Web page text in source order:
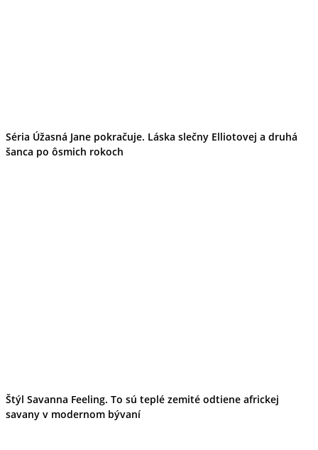
Séria Úžasná Jane pokračuje. Láska slečny Elliotovej a druhá
šanca po ôsmich rokoch
Štýl Savanna Feeling. To sú teplé zemité odtiene africkej
savany v modernom bývaní